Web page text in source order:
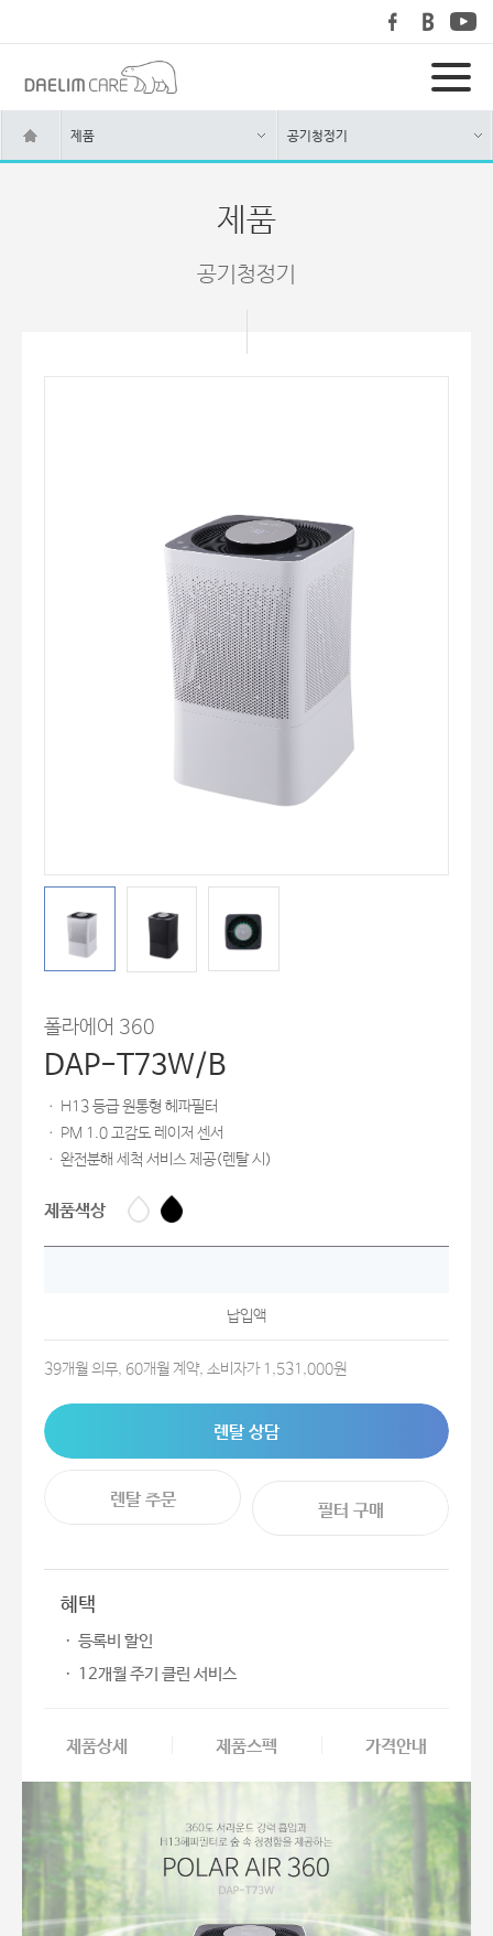
제품 공기청정기
제품
공기청정기
폴라에어 360
DAP-T73W/B
ㆍ
H13 등급 원통형 헤파필터
ㆍ
PM 1.0 고감도 레이저 센서
ㆍ 완전분해 세척 서비스 제공(렌탈 시)
제품색상
납입액
39개월 의무, 60개월 계약, 소비자가 1,531,000원
렌탈 상담
렌탈 주문 필터 구매
혜택
ㆍ 등록비 할인
ㆍ 12개월 주기 클린 서비스
제품상세 제품스펙 가격안내